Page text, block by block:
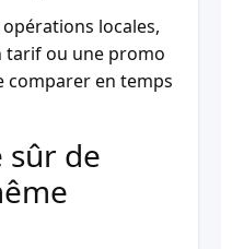
locales,
tarif ou une promo
comparer en temps
sûr de